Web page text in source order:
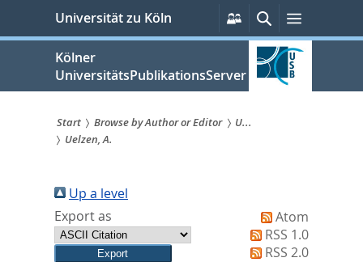
springen
Universität zu Köln
Persönliche
Services
SucheMenü
Kölner
UniversitätsPublikationsServer
Sie
sind
hier:
Start Browse by Author or Editor
U...
Uelzen, A.
Up a level
Export as
Atom
RSS 1.0
RSS 2.0